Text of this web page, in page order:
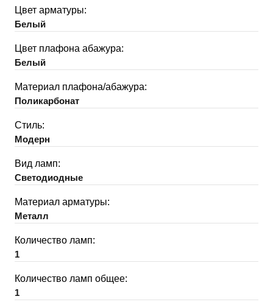
Цвет арматуры:
Белый
Цвет плафона абажура:
Белый
Материал плафона/абажура:
Поликарбонат
Стиль:
Модерн
Вид ламп:
Светодиодные
Материал арматуры:
Металл
Количество ламп:
1
Количество ламп общее:
1